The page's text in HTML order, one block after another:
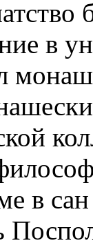
в
в